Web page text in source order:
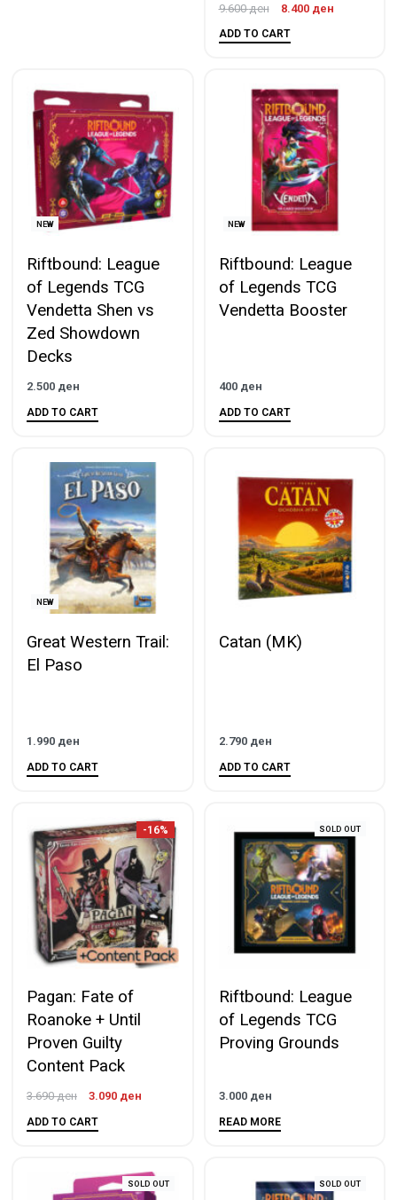
9.600ден 8.400 ден
ADD TO CART
NEW
Riftbound: League
of Legends TCG
Vendetta Shen vs
Zed Showdown
Decks
2.500 ден
ADD TO CART
NEW
Riftbound: League
of Legends TCG
Vendetta Booster
400 ден
ADD TO CART
NEW
Great Western Trail:
El Paso
1.990 ден
ADD TO CART
Catan (MK)
2.790 ден
ADD TO CART
-16%
Pagan: Fate of
Roanoke + Until
Proven Guilty
Content Pack
3.690ден 3.090 ден
ADD TO CART
SOLD OUT
Riftbound: League
of Legends TCG
Proving Grounds
3.000 ден
READ MORE
SOLD OUT SOLD OUT